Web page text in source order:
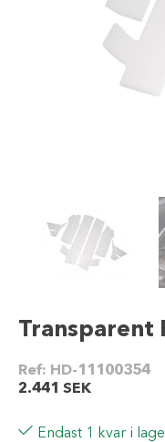
Transparent
Ref: HD-11100354
2.441 SEK
Endast 1 kvar i